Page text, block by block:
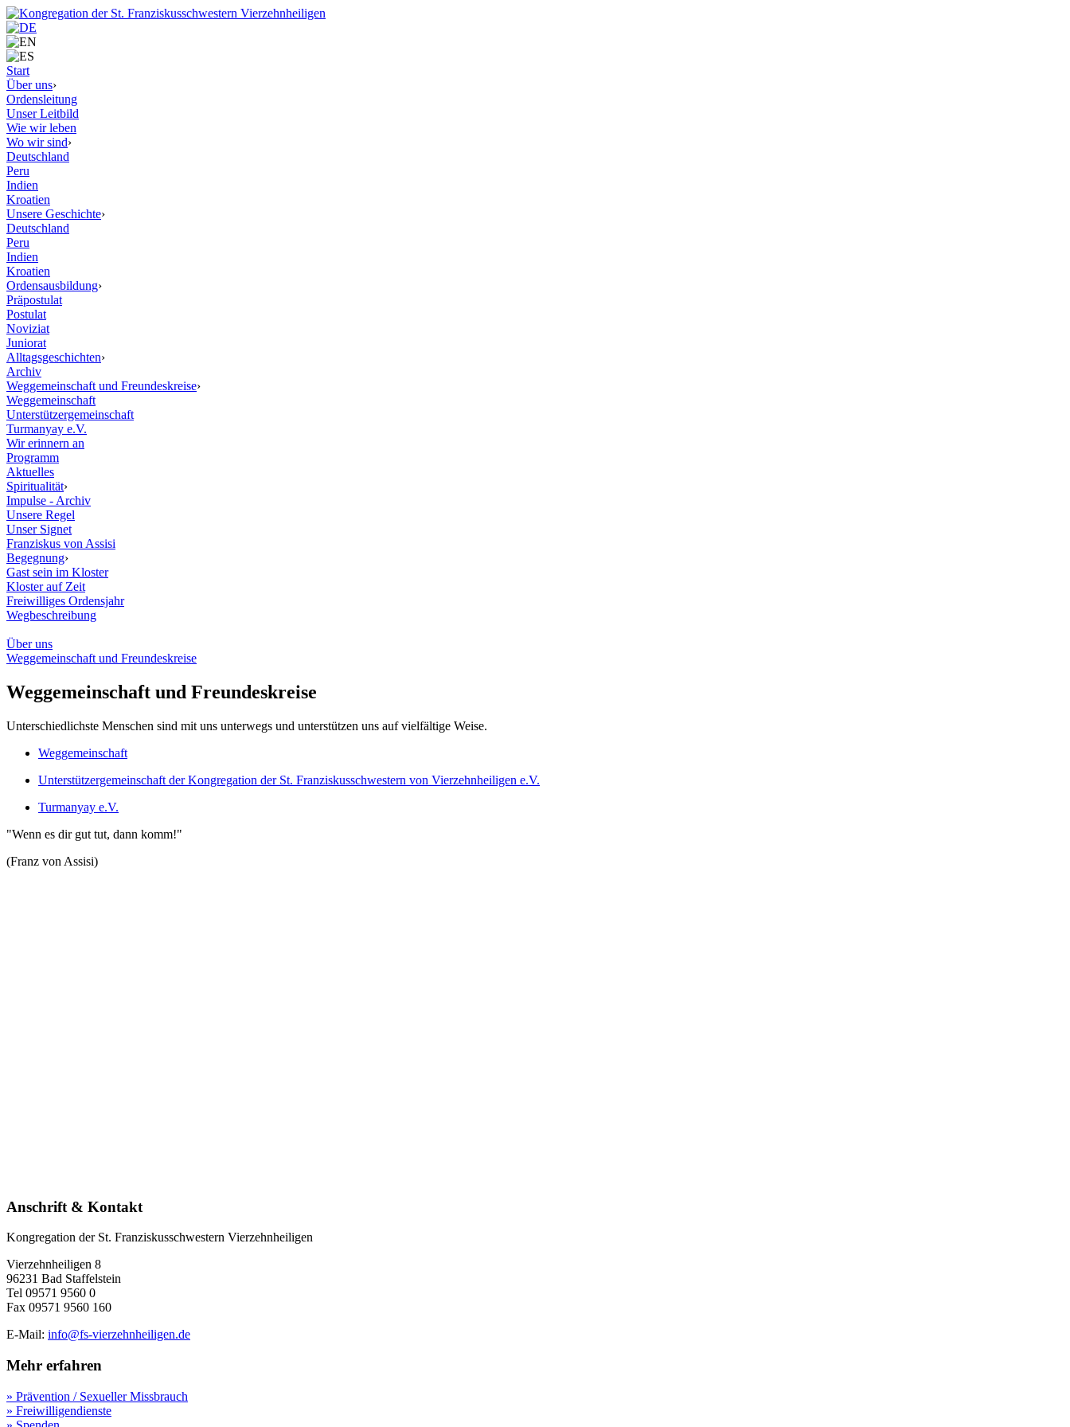
Start
Über uns›
Ordensleitung
Unser Leitbild
Wie wir leben
Wo wir sind›
Deutschland
Peru
Indien
Kroatien
Unsere Geschichte›
Deutschland
Peru
Indien
Kroatien
Ordensausbildung›
Präpostulat
Postulat
Noviziat
Juniorat
Alltagsgeschichten›
Archiv
Weggemeinschaft und Freundeskreise›
Weggemeinschaft
Unterstützergemeinschaft
Turmanyay e.V.
Wir erinnern an
Programm
Aktuelles
Spiritualität›
Impulse - Archiv
Unsere Regel
Unser Signet
Franziskus von Assisi
Begegnung›
Gast sein im Kloster
Kloster auf Zeit
Freiwilliges Ordensjahr
Wegbeschreibung
Über uns
Weggemeinschaft und Freundeskreise
Weggemeinschaft und Freundeskreise
Unterschiedlichste Menschen sind mit uns unterwegs und unterstützen uns auf vielfältige Weise.
Weggemeinschaft
Unterstützergemeinschaft der Kongregation der St. Franziskusschwestern von Vierzehnheiligen e.V.
Turmanyay e.V.
"Wenn es dir gut tut, dann komm!"
(Franz von Assisi)
Anschrift & Kontakt
Kongregation der St. Franziskusschwestern Vierzehnheiligen
Vierzehnheiligen 8
96231 Bad Staffelstein
Tel 09571 9560 0
Fax 09571 9560 160
E-Mail: info@fs-vierzehnheiligen.de
Mehr erfahren
» Prävention / Sexueller Missbrauch
» Freiwilligendienste